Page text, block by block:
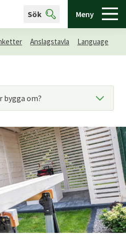
Sök Meny
Anslagstavla Language